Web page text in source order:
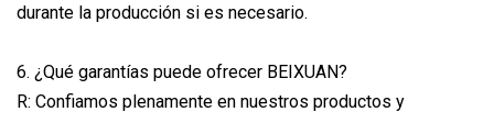
durante la producción si es necesario.
6. ¿Qué garantías puede ofrecer BEIXUAN?
R: Confiamos plenamente en nuestros productos y